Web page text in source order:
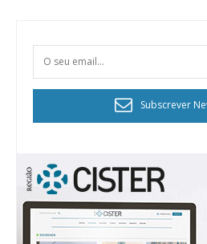
Subscrever